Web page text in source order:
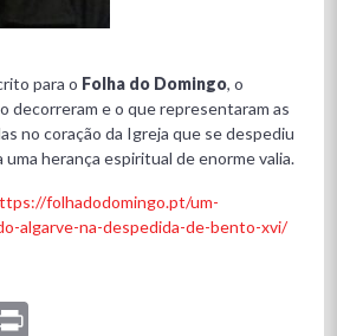
para o Folha do Domingo, o
decorreram e o que representaram as
no coração da Igreja que se despediu
uma herança espiritual de enorme valia.
folhadodomingo.pt/um-
algarve-na-despedida-de-bento-xvi/